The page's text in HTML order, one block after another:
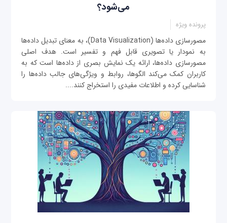
می‌شود؟
پرونده ویژه
مصورسازی داده‌ها (Data Visualization)، به معنای تبدیل داده‌ها
به نمودار یا تصویری قابل فهم و تفسیر است. هدف اصلی
مصورسازی داده‌ها، ارائه یک نمایش بصری از داده‌ها است که به
کاربران کمک می‌کند الگوها، روابط و ویژگی‌های جالب داده‌ها را
شناسایی کرده و اطلاعات مفیدی را استخراج کنند....